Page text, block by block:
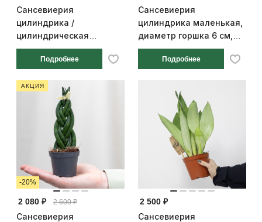
Сансевиерия
цилиндрика /
цилиндрическая
«Спагетти», диаметр
горшка 12 см, высота 40
Подробнее
Сансевиерия
цилиндрика маленькая,
диаметр горшка 6 см,
высота 15 см
Подробнее
АКЦИЯ
-20%
2 080 ₽ 2 600 ₽
Сансевиерия
2 500 ₽
Сансевиерия